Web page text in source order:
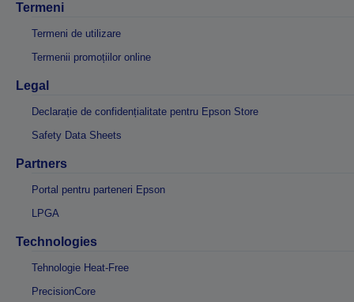
Termeni
Termeni de utilizare
Termenii promoțiilor online
Legal
Declarație de confidențialitate pentru Epson Store
Safety Data Sheets
Partners
Portal pentru parteneri Epson
LPGA
Technologies
Tehnologie Heat-Free
PrecisionCore